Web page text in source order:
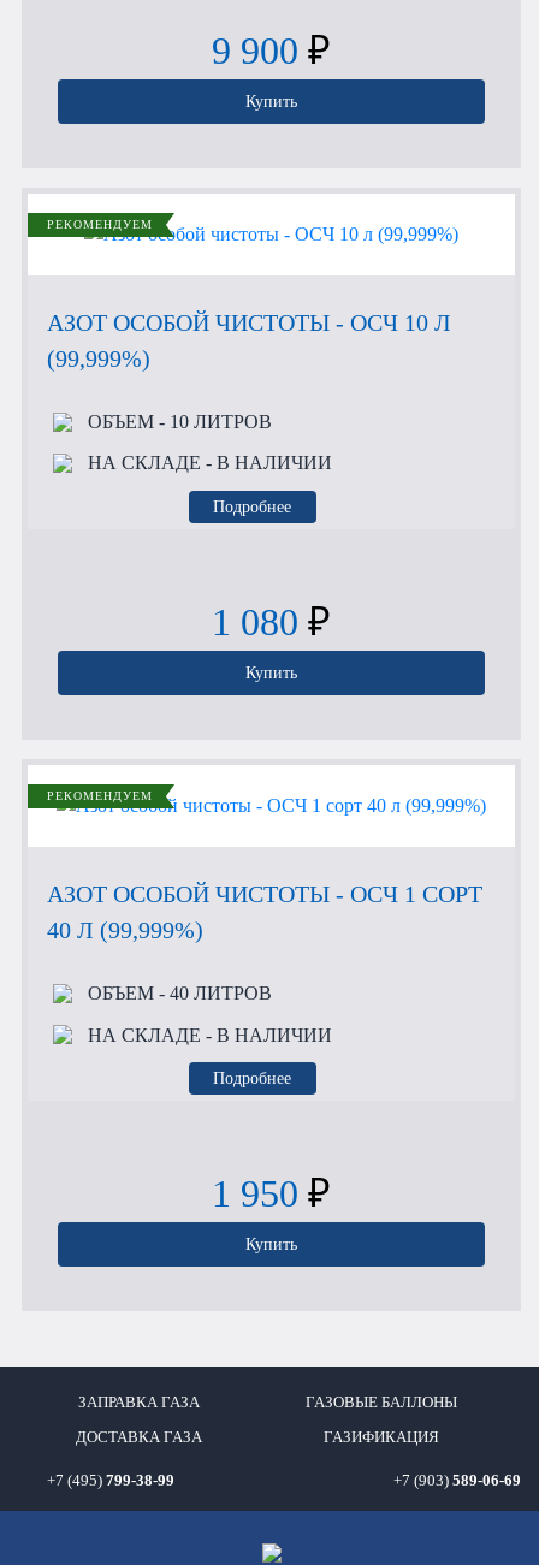
9 900 ₽
Купить
РЕКОМЕНДУЕМ
АЗОТ ОСОБОЙ ЧИСТОТЫ - ОСЧ 10 Л
(99,999%)
ОБЪЕМ- 10 ЛИТРОВ
НА СКЛАДЕ - В НАЛИЧИИ
Подробнее
1 080 ₽
Купить
РЕКОМЕНДУЕМ
АЗОТ ОСОБОЙ ЧИСТОТЫ - ОСЧ 1 СОРТ
40 Л (99,999%)
ОБЪЕМ- 40 ЛИТРОВ
НА СКЛАДЕ - В НАЛИЧИИ
Подробнее
1 950 ₽
Купить
ЗАПРАВКА ГАЗА ГАЗОВЫЕ БАЛЛОНЫ
ДОСТАВКА ГАЗА ГАЗИФИКАЦИЯ
+7 (495) 799-38-99 +7 (903) 589-06-69